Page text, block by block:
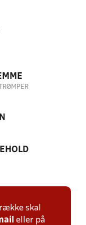
skal
eller på